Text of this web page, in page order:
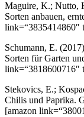
Maguire, K.; Nutto,
Sorten anbauen,
link=“3835414860″
Schumann, E.
Sorten für Garten
link=“3818600716″
Stekovics, E.;
Chilis und Paprika.
[amazon